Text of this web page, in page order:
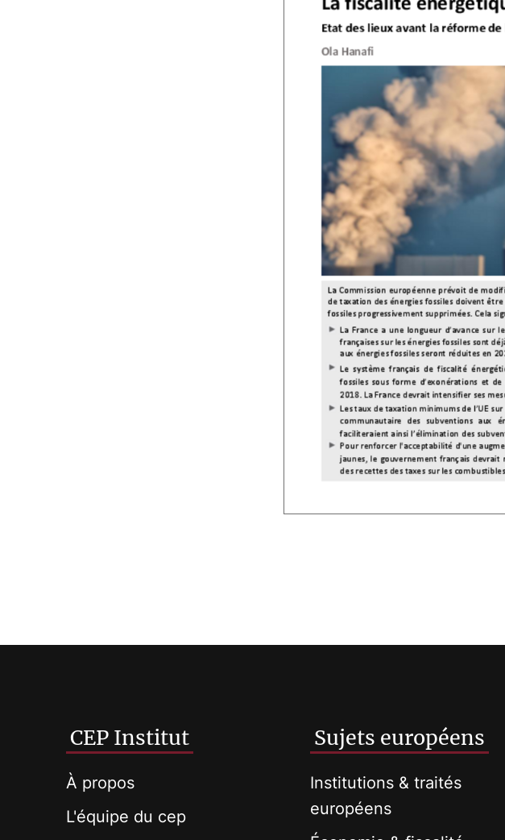
CEP Institut
À propos
L'équipe du cep
Sujets européens
Institutions & traités
européens